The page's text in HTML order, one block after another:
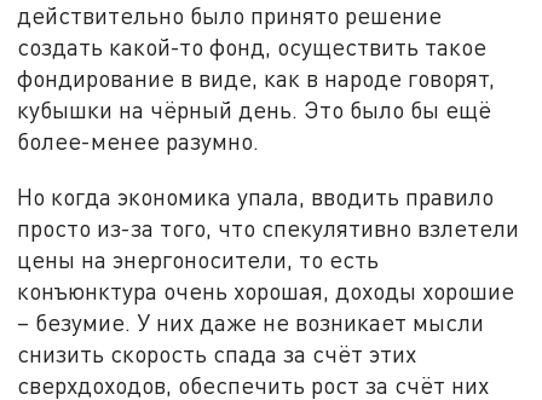
действительно было принято решение
создать какой-то фонд, осуществить такое
фондирование в виде, как в народе говорят,
кубышки на чёрный день. Это было бы ещё
более-менее разумно.
Но когда экономика упала, вводить правило
просто из-за того, что спекулятивно взлетели
цены на энергоносители, то есть
конъюнктура очень хорошая, доходы хорошие
– безумие. У них даже не возникает мысли
снизить скорость спада за счёт этих
сверхдоходов, обеспечить рост за счёт них